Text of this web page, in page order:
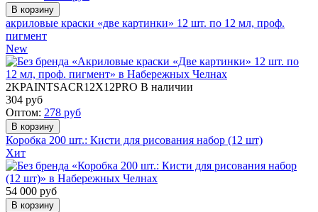
акриловые краски «две картинки» 12 шт. по 12 мл, проф.
пигмент
New
2KPAINTSACR12X12PRO В наличии
304 руб
Оптом: 278 руб
Коробка 200 шт.: Кисти для рисования набор (12 шт)
Хит
54 000 руб